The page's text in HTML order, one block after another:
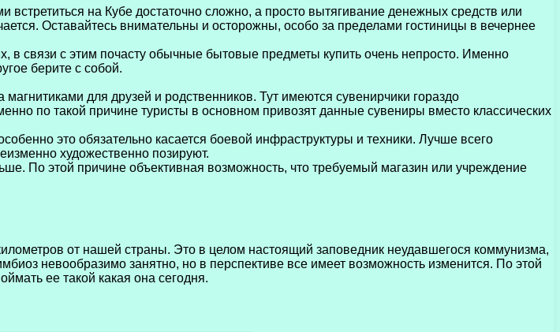
на Кубе достаточно сложно, а просто вытягивание денежных средств или
Оставайтесь внимательны и осторожны, особо за пределами гостиницы в вечернее
в связи с этим почасту обычные бытовые предметы купить очень непросто. Именно
берите с собой.
для друзей и родственников. Тут имеются сувенирчики гораздо
по такой причине туристы в основном привозят данные сувениры вместо классических
это обязательно касается боевой инфраструктуры и техники. Лучше всего
художественно позируют.
По этой причине объективная возможность, что требуемый магазин или учреждение
от нашей страны. Это в целом настоящий заповедник неудавшегося коммунизма,
невообразимо занятно, но в перспективе все имеет возможность изменится. По этой
ее такой какая она сегодня.